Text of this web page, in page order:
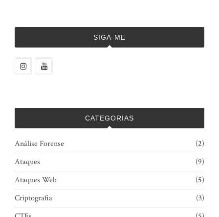
SIGA-ME
CATEGORIAS
Análise Forense
(2)
Ataques
(9)
Ataques Web
(5)
Criptografia
(3)